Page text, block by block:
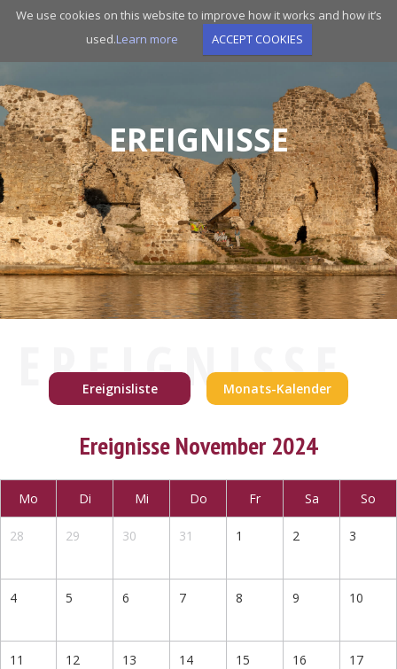
We use cookies on this website to improve how it works and how it’s
used.Learn more ACCEPT COOKIES
Skip
EREIGNISSE
EREIGNISSE
Ereignisliste Monats-Kalender
Ereignisse November 2024
Mo Di Mi Do Fr Sa So
28 29 30 31 1 2 3
4 5 6 7 8 9 10
11 12 13 14 15 16 17